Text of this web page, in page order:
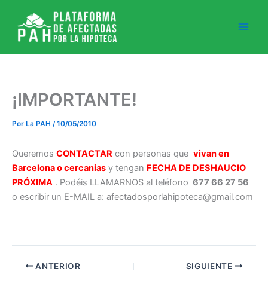
contenido
¡IMPORTANTE!
Por La PAH /10/05/2010
Queremos CONTACTAR con personas que vivan en
Barcelona o cercanias y tengan FECHA DE DESHAUCIO
PRÓXIMA . Podéis LLAMARNOS al teléfono 677 66 27 56
o escribir un E-MAIL a: afectadosporlahipoteca@gmail.com
ANTERIOR SIGUIENTE